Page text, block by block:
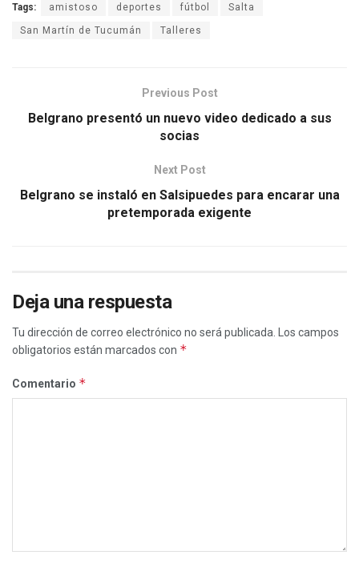
Tags: amistoso deportes fútbol Salta
San Martín de Tucumán Talleres
Previous Post
Belgrano presentó un nuevo video dedicado a sus
socias
Next Post
Belgrano se instaló en Salsipuedes para encarar una
pretemporada exigente
Deja una respuesta
Tu dirección de correo electrónico no será publicada.
Los campos
obligatorios están marcados con *
Comentario *